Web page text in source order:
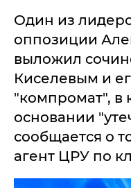
Один из
оппозиции
выложил
Киселевым и
"компромат", в
основании
сообщается о
агент ЦРУ по